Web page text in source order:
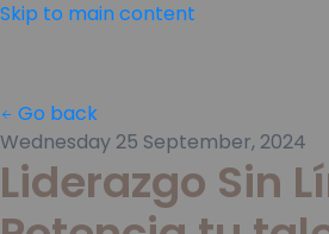
Skip to main content
Go back
Wednesday 25 September, 2024
Liderazgo Sin